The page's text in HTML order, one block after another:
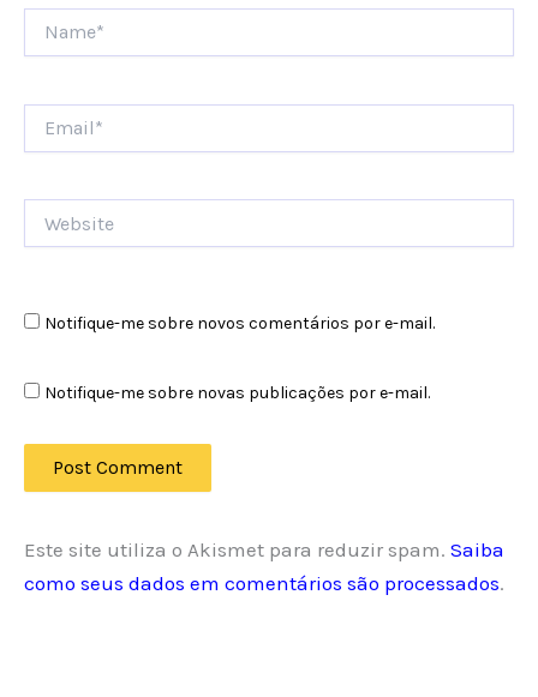
Notifique-me sobre novos comentários por e-mail.
Notifique-me sobre novas publicações por e-mail.
Este site utiliza o Akismet para reduzir spam. Saiba
como seus dados em comentários são processados.